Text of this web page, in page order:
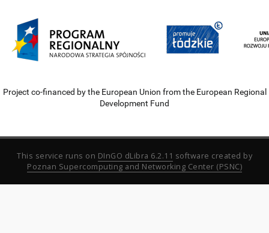
Project co-financed by the European Union from the European Regional
Development Fund
This service runs on DInGO dLibra 6.2.11 software created by
Poznan Supercomputing and Networking Center (PSNC)